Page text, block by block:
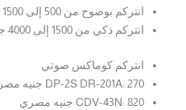
انتركم بوضوح من 500 إلى 1500 جنيه مصري.
انتركم ذكي من 1500 إلى 4000 جنيه مصري أو أكثر.
انتركم كوماكس صوتي
DP-2S DR-201A: 270 جنيه مصري
CDV-43N: 820 جنيه مصري